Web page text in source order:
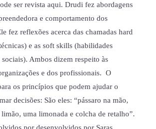
ser revista aqui. Drudi fez abordagens
e comportamento dos
fez reflexões acerca das chamadas hard
e as soft skills (habilidades
Ambos dizem respeito às
e dos profissionais. O
os princípios que podem ajudar o
decisões: São eles: “pássaro na mão,
uma limonada e colcha de retalho”.